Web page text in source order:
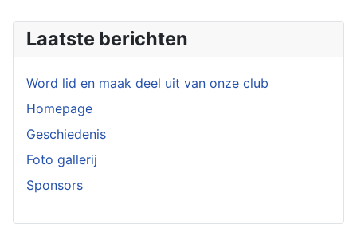
Laatste berichten
Word lid en maak deel uit van onze club
Homepage
Geschiedenis
Foto gallerij
Sponsors